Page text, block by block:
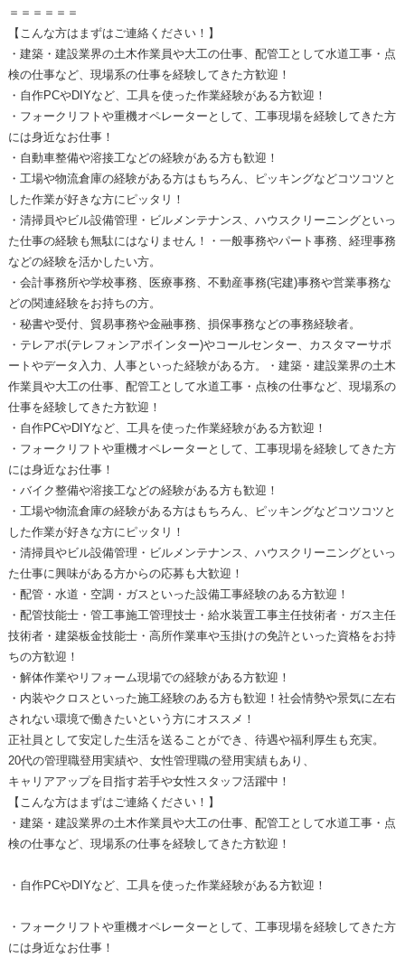
＝＝＝＝＝＝
【こんな方はまずはご連絡ください！】
・建築・建設業界の土木作業員や大工の仕事、配管工として水道工事・点
検の仕事など、現場系の仕事を経験してきた方歓迎！
・自作PCやDIYなど、工具を使った作業経験がある方歓迎！
・フォークリフトや重機オペレーターとして、工事現場を経験してきた方
には身近なお仕事！
・自動車整備や溶接工などの経験がある方も歓迎！
・工場や物流倉庫の経験がある方はもちろん、ピッキングなどコツコツと
した作業が好きな方にピッタリ！
・清掃員やビル設備管理・ビルメンテナンス、ハウスクリーニングといっ
た仕事の経験も無駄にはなりません！・一般事務やパート事務、経理事務
などの経験を活かしたい方。
・会計事務所や学校事務、医療事務、不動産事務(宅建)事務や営業事務な
どの関連経験をお持ちの方。
・秘書や受付、貿易事務や金融事務、損保事務などの事務経験者。
・テレアポ(テレフォンアポインター)やコールセンター、カスタマーサポ
ートやデータ入力、人事といった経験がある方。・建築・建設業界の土木
作業員や大工の仕事、配管工として水道工事・点検の仕事など、現場系の
仕事を経験してきた方歓迎！
・自作PCやDIYなど、工具を使った作業経験がある方歓迎！
・フォークリフトや重機オペレーターとして、工事現場を経験してきた方
には身近なお仕事！
・バイク整備や溶接工などの経験がある方も歓迎！
・工場や物流倉庫の経験がある方はもちろん、ピッキングなどコツコツと
した作業が好きな方にピッタリ！
・清掃員やビル設備管理・ビルメンテナンス、ハウスクリーニングといっ
た仕事に興味がある方からの応募も大歓迎！
・配管・水道・空調・ガスといった設備工事経験のある方歓迎！
・配管技能士・管工事施工管理技士・給水装置工事主任技術者・ガス主任
技術者・建築板金技能士・高所作業車や玉掛けの免許といった資格をお持
ちの方歓迎！
・解体作業やリフォーム現場での経験がある方歓迎！
・内装やクロスといった施工経験のある方も歓迎！社会情勢や景気に左右
されない環境で働きたいという方にオススメ！
正社員として安定した生活を送ることができ、待遇や福利厚生も充実。
20代の管理職登用実績や、女性管理職の登用実績もあり、
キャリアアップを目指す若手や女性スタッフ活躍中！
【こんな方はまずはご連絡ください！】
・建築・建設業界の土木作業員や大工の仕事、配管工として水道工事・点
検の仕事など、現場系の仕事を経験してきた方歓迎！
・自作PCやDIYなど、工具を使った作業経験がある方歓迎！
・フォークリフトや重機オペレーターとして、工事現場を経験してきた方
には身近なお仕事！